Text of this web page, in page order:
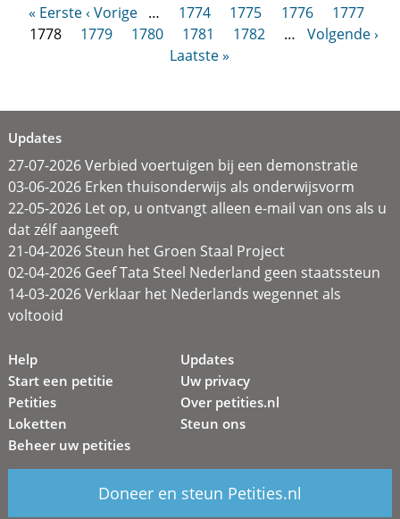
« Eerste ‹ Vorige … 1774 1775 1776
1777
1778
1779 1780 1781 1782 …
Volgende ›
Laatste »
Updates
27-07-2026 Verbied voertuigen bij een demonstratie
03-06-2026 Erken thuisonderwijs als onderwijsvorm
22-05-2026 Let op, u ontvangt alleen e-mail van ons als u
dat zélf aangeeft
21-04-2026 Steun het Groen Staal Project
02-04-2026 Geef Tata Steel Nederland geen staatssteun
14-03-2026 Verklaar het Nederlands wegennet als
voltooid
Help
Start een petitie
Petities
Loketten
Beheer uw petities
Updates
Uw privacy
Over petities.nl
Steun ons
Doneer en steun Petities.nl